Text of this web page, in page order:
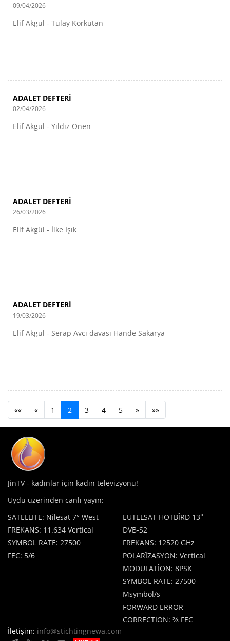
09/04/2026
Elif Akgül - Tülay Korkutan
ADALET DEFTERİ
02/04/2026
Elif Akgül - Yıldız Önen
ADALET DEFTERİ
26/03/2026
Elif Akgül - İlke Işık
ADALET DEFTERİ
19/03/2026
Elif Akgül - Serap Avcı davası Hande Sakarya
«« « 1 2 3 4 5 » »»
JinTV - kadınlar için kadın televizyonu!
Uydu üzerinden canlı yayın:
SATELLITE: Nilesat 7° West
FREKANS: 11.634 Vertical
SYMBOL RATE: 27500
FEC: 5/6
EUTELSAT HOTBÎRD 13˚
DVB-S2
FREKANS: 12520 GHz
POLARÎZASYON: Vertical
MODULATÎON: 8PSK
SYMBOL RATE: 27500
Msymbol/s
FORWARD ERROR
CORRECTION: ⅔ FEC
İletişim: info@stichtingnewa.com